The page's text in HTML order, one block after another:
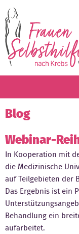
Termine
Angebot
Wissenswertes
Der Verein
Mitglied werden
Blog
Webinar-
In Kooperation mit
die Medizinische
auf Teilgebieten der
Das Ergebnis ist ein
Behandlung ein
aufarbeitet.